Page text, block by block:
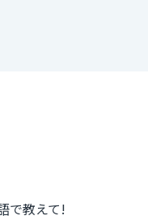
で教えて!